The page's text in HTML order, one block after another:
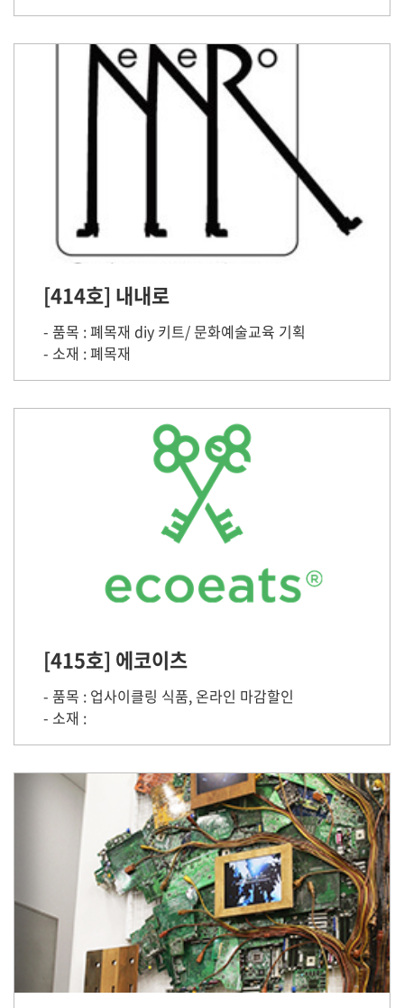
[414호] 내내로
- 품목 : 폐목재 diy 키트/ 문화예술교육 기획
- 소재 : 폐목재
[415호] 에코이츠
- 품목 : 업사이클링 식품, 온라인 마감할인
- 소재 :